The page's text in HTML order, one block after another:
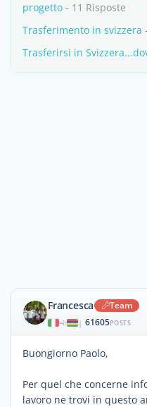
progetto - 11 Risposte
Trasferimento in svizzera
Trasferirsi in
Francesca Team
| 61605POSTS
Buongiorno Paolo,
Per quel che concerne
lavoro ne trovi in questo